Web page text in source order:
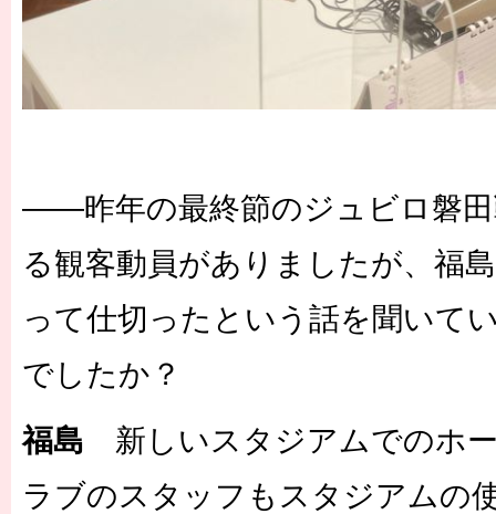
――昨年の最終節のジュビロ磐田
る観客動員がありましたが、福
って仕切ったという話を聞いて
でしたか？
福島 新しいスタジアムでのホ
ラブのスタッフもスタジアムの